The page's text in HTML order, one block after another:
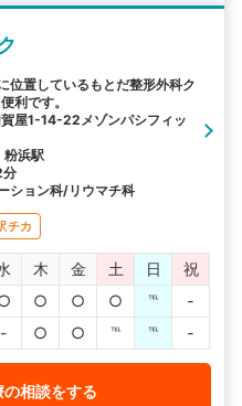
位置しているもとだ整形外科ク
利です。
屋1-14-22メゾンパシフィッ
浜駅
分
ション科/リウマチ科
チカ
木 金 土 日
祝
○ ○ ○ ℡
-
- ○ ○ ℡ ℡ -
相談をする